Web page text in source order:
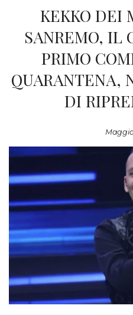
PRIVACYKEKKO DEI
SANREMO, IL
PRIMO
QUARANTENA,
DI
Maggio